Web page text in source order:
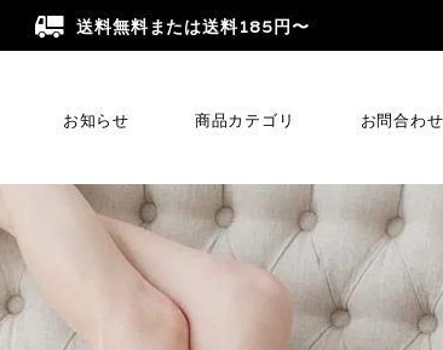
送料無料または送料185円〜
お知らせ 商品カテゴリ お問合わせ